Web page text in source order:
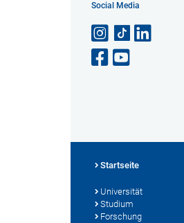
Social Media
Startseite
Universität
Studium
Forschung